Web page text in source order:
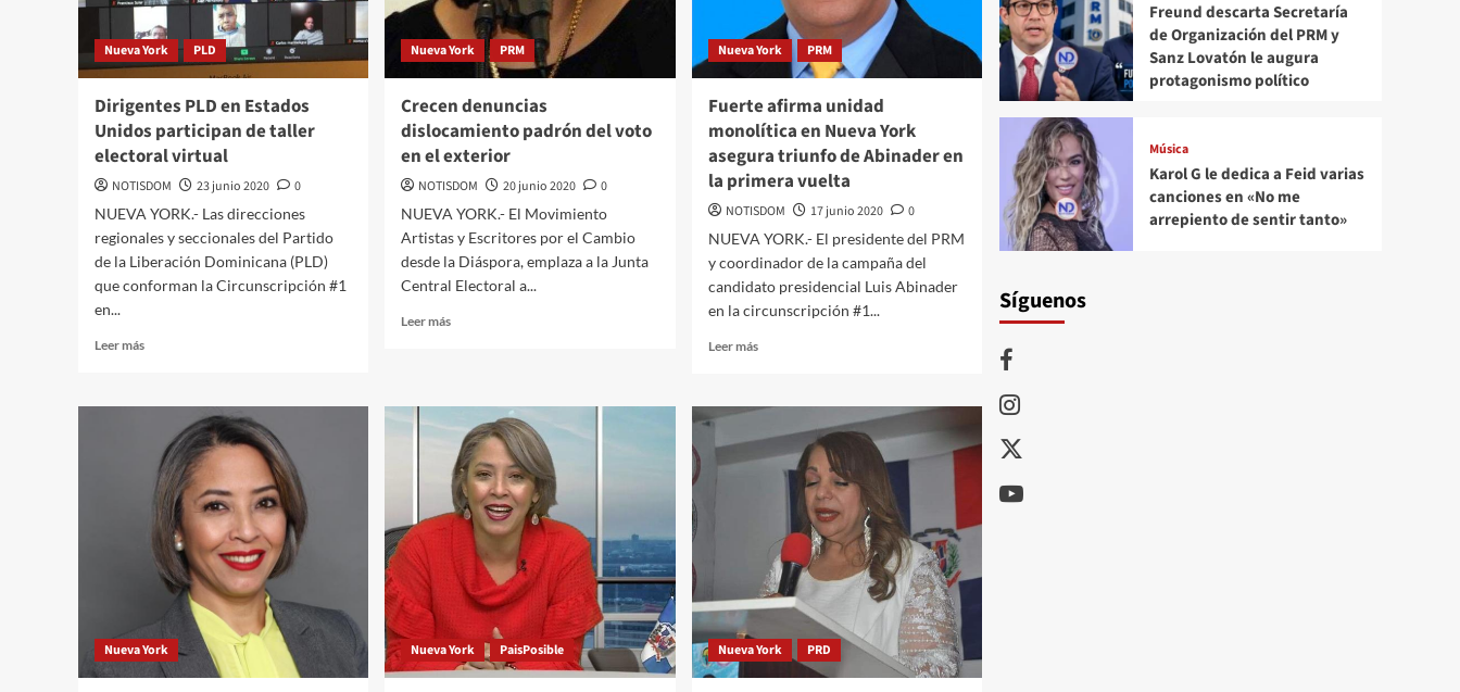
Nueva York PLD
Dirigentes PLD en Estados
Unidos participan de taller
electoral virtual
NOTISDOM 23 junio 2020
0
NUEVA YORK.- Las direcciones
regionales y seccionales del Partido
de la Liberación Dominicana (PLD)
que conforman la Circunscripción #1
en...
Leer más
Nueva York PRM
Crecen denuncias
dislocamiento padrón del voto
en el exterior
NOTISDOM 20 junio 2020
0
NUEVA YORK.- El Movimiento
Artistas y Escritores por el Cambio
desde la Diáspora, emplaza a la Junta
Central Electoral a...
Leer más
Nueva York PRM
Fuerte afirma unidad
monolítica en Nueva York
asegura triunfo de Abinader en
la primera vuelta
NOTISDOM 17 junio 2020
0
NUEVA YORK.- El presidente del PRM
y coordinador de la campaña del
candidato presidencial Luis Abinader
en la circunscripción #1...
Leer más
Nueva York Nueva York PaisPosible Nueva York PRD
Freund descarta Secretaría
de Organización del PRM y
Sanz Lovatón le augura
protagonismo político
Música
Karol G le dedica a Feid varias
canciones en «No me
arrepiento de sentir tanto»
Síguenos